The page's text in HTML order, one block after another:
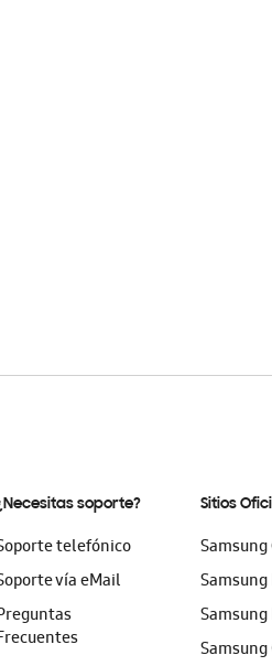
soporte?
telefónico
vía eMail
Sitios
Samsung